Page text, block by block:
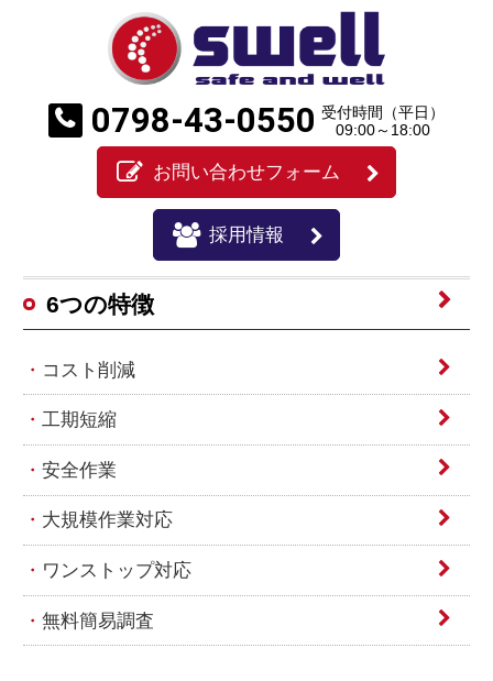
0798-43-0550 受付時間（平日）
09:00～18:00
お問い合わせフォーム
採用情報
6つの特徴
コスト削減
工期短縮
安全作業
大規模作業対応
ワンストップ対応
無料簡易調査